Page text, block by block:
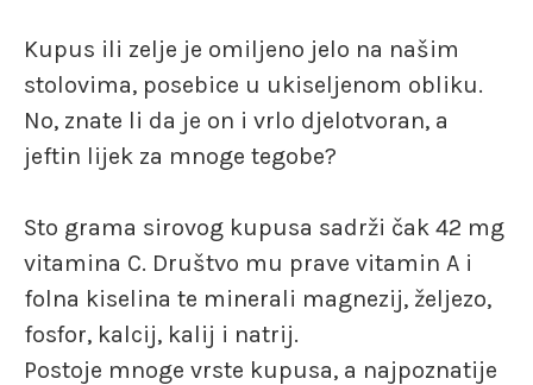
Kupus ili zelje je omiljeno jelo na našim
stolovima, posebice u ukiseljenom obliku.
No, znate li da je on i vrlo djelotvoran, a
jeftin lijek za mnoge tegobe?
Sto grama sirovog kupusa sadrži čak 42 mg
vitamina C. Društvo mu prave vitamin A i
folna kiselina te minerali magnezij, željezo,
fosfor, kalcij, kalij i natrij.
Postoje mnoge vrste kupusa, a najpoznatije